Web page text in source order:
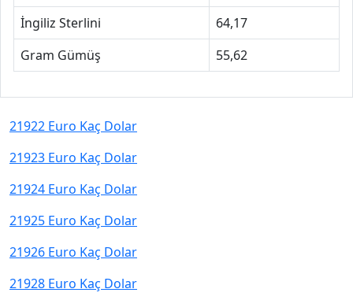
İngiliz Sterlini
64,17
Gram Gümüş
55,62
21922 Euro Kaç Dolar
21923 Euro Kaç Dolar
21924 Euro Kaç Dolar
21925 Euro Kaç Dolar
21926 Euro Kaç Dolar
21928 Euro Kaç Dolar